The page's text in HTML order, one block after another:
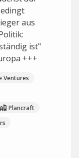
aus
ist"
+++
Ventures
Plancraft